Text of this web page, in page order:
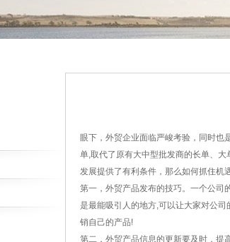
眼下，外贸企业面临严峻考验，同时也
单,取代了原有大中型批发商的长单、
发展提供了有利条件，那么如何抓住机
第一，外贸产品发布的技巧。一个公司
是最能吸引人的地方,可以让大家对公
销自己的产品!
第二，外贸产品信息的更新要及时，提